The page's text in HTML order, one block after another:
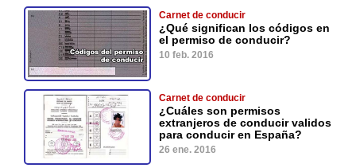
Carnet de conducir
¿Qué significan los códigos en
el permiso de conducir?
10 feb. 2016
Carnet de conducir
¿Cuáles son permisos
extranjeros de conducir validos
para conducir en España?
26 ene. 2016